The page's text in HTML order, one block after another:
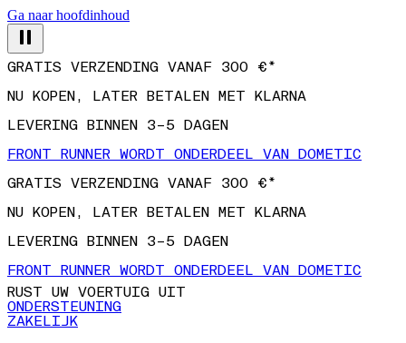
Ga naar hoofdinhoud
GRATIS VERZENDING VANAF 300 €*
NU KOPEN, LATER BETALEN MET KLARNA
LEVERING BINNEN 3–5 DAGEN
FRONT RUNNER WORDT ONDERDEEL VAN DOMETIC
GRATIS VERZENDING VANAF 300 €*
NU KOPEN, LATER BETALEN MET KLARNA
LEVERING BINNEN 3–5 DAGEN
FRONT RUNNER WORDT ONDERDEEL VAN DOMETIC
RUST UW VOERTUIG UIT
ONDERSTEUNING
ZAKELIJK